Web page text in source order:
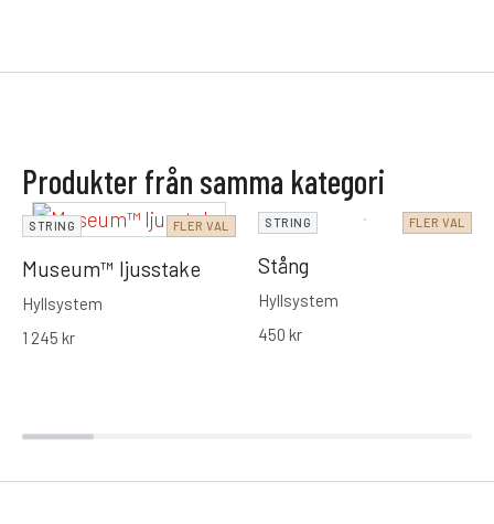
Produkter från samma kategori
STRING FLER VAL
Museum™ ljusstake
Hyllsystem
1 245 kr
STRING FLER VAL
Stång
Hyllsystem
450 kr